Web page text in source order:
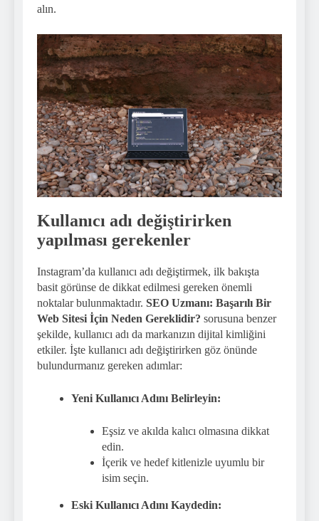
alın.
Kullanıcı adı değiştirirken
yapılması gerekenler
Instagram’da kullanıcı adı değiştirmek, ilk bakışta
basit görünse de dikkat edilmesi gereken önemli
noktalar bulunmaktadır. SEO Uzmanı: Başarılı Bir
Web Sitesi İçin Neden Gereklidir? sorusuna benzer
şekilde, kullanıcı adı da markanızın dijital kimliğini
etkiler. İşte kullanıcı adı değiştirirken göz önünde
bulundurmanız gereken adımlar:
Yeni Kullanıcı Adını Belirleyin:
Eşsiz ve akılda kalıcı olmasına dikkat
edin.
İçerik ve hedef kitlenizle uyumlu bir
isim seçin.
Eski Kullanıcı Adını Kaydedin: